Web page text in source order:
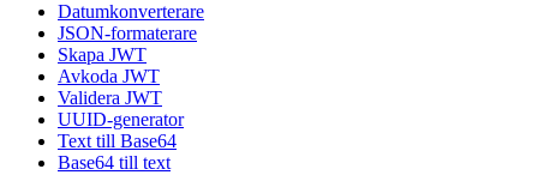
Datumkonverterare
JSON-formaterare
Skapa JWT
Avkoda JWT
Validera JWT
UUID-generator
Text till Base64
Base64 till text